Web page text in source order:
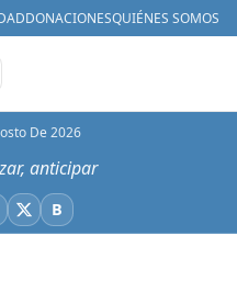
DONACIONESQUIÉNES SOMOS
De 2026
anticipar
X BBluesky